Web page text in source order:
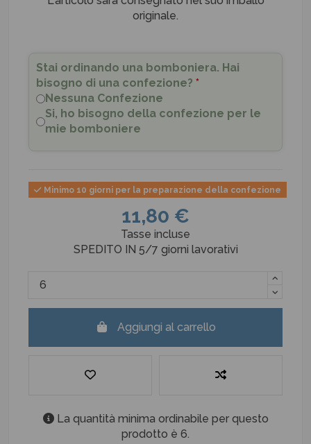
originale.
Stai ordinando una bomboniera. Hai
bisogno di una confezione? *
Nessuna Confezione
Si, ho bisogno della confezione per le
mie bomboniere
Minimo 10 giorni per la preparazione della confezione
11,80 €
Tasse incluse
SPEDITO IN 5/7 giorni lavorativi
Aggiungi al carrello
La quantità minima ordinabile per questo
prodotto è 6.